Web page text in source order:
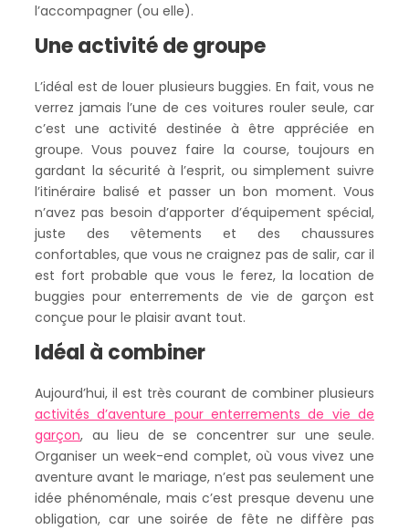
l’accompagner (ou elle).
Une activité de groupe
L’idéal est de louer plusieurs buggies. En fait, vous ne
verrez jamais l’une de ces voitures rouler seule, car
c’est une activité destinée à être appréciée en
groupe. Vous pouvez faire la course, toujours en
gardant la sécurité à l’esprit, ou simplement suivre
l’itinéraire balisé et passer un bon moment. Vous
n’avez pas besoin d’apporter d’équipement spécial,
juste des vêtements et des chaussures
confortables, que vous ne craignez pas de salir, car il
est fort probable que vous le ferez, la location de
buggies pour enterrements de vie de garçon est
conçue pour le plaisir avant tout.
Idéal à combiner
Aujourd’hui, il est très courant de combiner plusieurs
activités d’aventure pour enterrements de vie de
garçon, au lieu de se concentrer sur une seule.
Organiser un week-end complet, où vous vivez une
aventure avant le mariage, n’est pas seulement une
idée phénoménale, mais c’est presque devenu une
obligation, car une soirée de fête ne diffère pas